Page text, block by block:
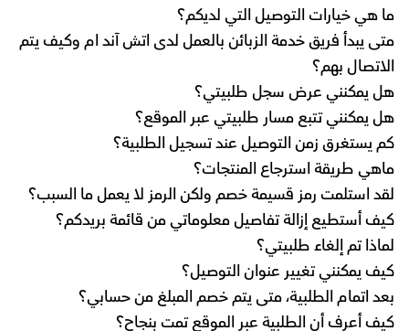
ما هي خيارات التوصيل التي لديكم؟
متى يبدأ فريق خدمة الزبائن بالعمل لدى اتش آند ام وكيف يتم
الاتصال بهم؟
هل يمكنني عرض سجل طلبيتي؟
هل يمكنني تتبع مسار طلبيتي عبر الموقع؟
كم يستغرق زمن التوصيل عند تسجيل الطلبية؟
ماهي طريقة استرجاع المنتجات؟
لقد استلمت رمز قسيمة خصم ولكن الرمز لا يعمل ما السبب؟
كيف أستطيع إزالة تفاصيل معلوماتي من قائمة بريدكم؟
لماذا تم إلغاء طلبيتي؟
كيف يمكنني تغيير عنوان التوصيل؟
بعد اتمام الطلبية، متى يتم خصم المبلغ من حسابي؟
كيف أعرف أن الطلبية عبر الموقع تمت بنجاح؟